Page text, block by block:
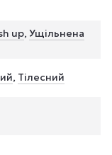
up, Ущільнена
, Тілесний